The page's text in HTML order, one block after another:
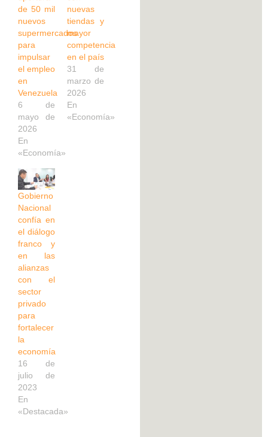
de 50 mil
nuevos
supermercados
para
impulsar
el empleo
en
Venezuela
6 de
mayo de
2026
En
«Economía»
nuevas
tiendas y
mayor
competencia
en el país
31 de
marzo de
2026
En
«Economía»
Gobierno
Nacional
confía en
el diálogo
franco y
en las
alianzas
con el
sector
privado
para
fortalecer
la
economía
16 de
julio de
2023
En
«Destacada»